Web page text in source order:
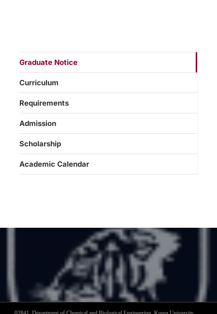
Graduate Notice
Curriculum
Requirements
Admission
Scholarship
Academic Calendar